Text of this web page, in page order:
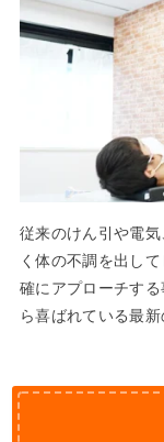
従来のけん引や電
く体の不調を出し
確にアプローチす
ら喜ばれている最新